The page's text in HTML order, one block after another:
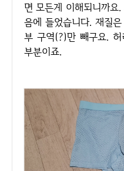
면 모든게 이해되니까
음에 들었습니다. 재질
부 구역(?)만 빼구요.
부분이죠.